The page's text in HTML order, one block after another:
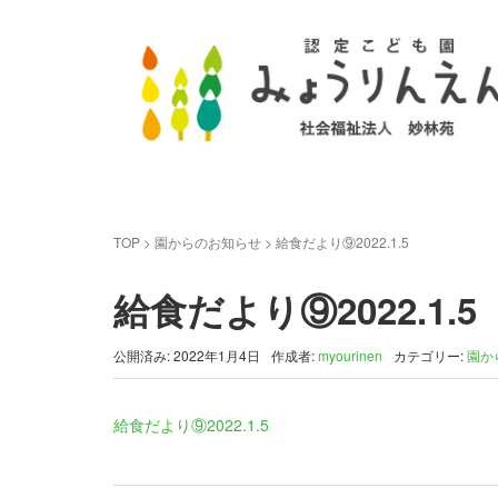
TOP > 園からのお知らせ > 給食だより⑨2022.1.5
給食だより⑨2022.1.5
公開済み: 2022年1月4日 作成者:myourinen カテゴリー:園か
給食だより⑨2022.1.5